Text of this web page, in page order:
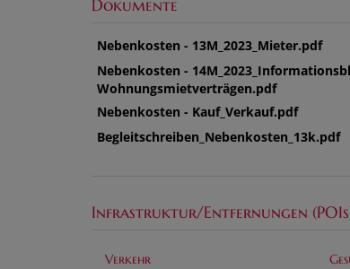
Dokumente
Nebenkosten - 13M_2023_Mieter.pdf
Nebenkosten -
Wohnungsmietverträgen.pdf
Nebenkosten - Kauf_Verkauf.pdf
Begleitschreiben_Nebenkosten_13k.pdf
Infrastruktur/Entfernungen
Verkehr